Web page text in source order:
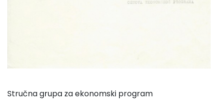
Stručna grupa za ekonomski program